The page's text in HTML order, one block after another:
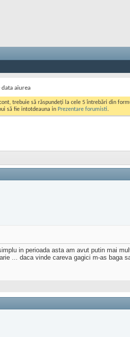
data aiurea
trebuie să răspundeți la cele 5 întrebări din
să fie intotdeauna in Prezentare forumisti.
in perioada asta am avut putin mai
... daca vinde careva gagici m-as baga